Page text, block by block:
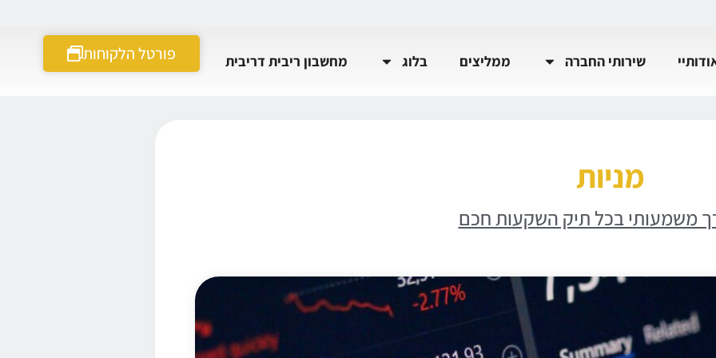
שירותי החברה ממליצים בלוג מחשבון ריבית דריבית פורטל הלקוחות
מניות
משמעותי בכל תיק השקעות חכם